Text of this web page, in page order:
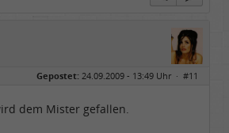
Gepostet: 24.09.2009 - 13:49 Uhr · #11
dem Mister gefallen.